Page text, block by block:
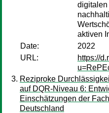
digitalen
aktiven
Date:
2022
URL:
https://
Reziproke
auf DQR-Niveau 6:
Einschätzungen der
Deutschland